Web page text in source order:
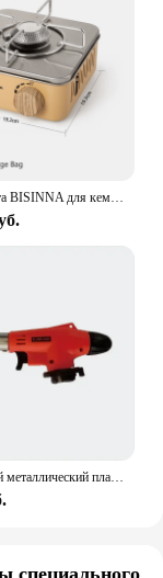
Газовая плита BISINNA для кемпинга, 2800 Вт, портативная кассетная печь с высокой мощностью, уличная газовая горелка, лагерь для пикника
Портативный металлический пламенный пистолет, бутановая газовая сварочная горелка, сварочная газовая горелка, газовая горелка, продувка для барбекю, кемпинга, приготовления пищи
специального